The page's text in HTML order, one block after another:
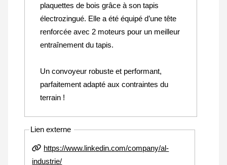
plaquettes de bois grâce à son tapis
électrozingué. Elle a été équipé d’une tête
renforcée avec 2 moteurs pour un meilleur
entraînement du tapis.
Un convoyeur robuste et performant,
parfaitement adapté aux contraintes du
terrain !
Lien externe
https://www.linkedin.com/company/al-
industrie/